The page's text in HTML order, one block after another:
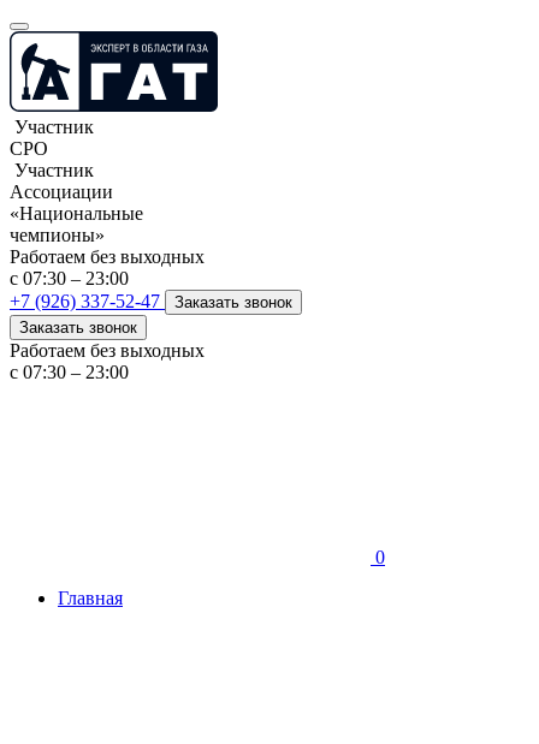
Участник
СРО
Участник
Ассоциации
«Национальные
чемпионы»
Работаем без выходных
с 07:30 – 23:00
+7 (926) 337-52-47
Заказать звонок
Заказать звонок
Работаем без выходных
с 07:30 – 23:00
0
Главная